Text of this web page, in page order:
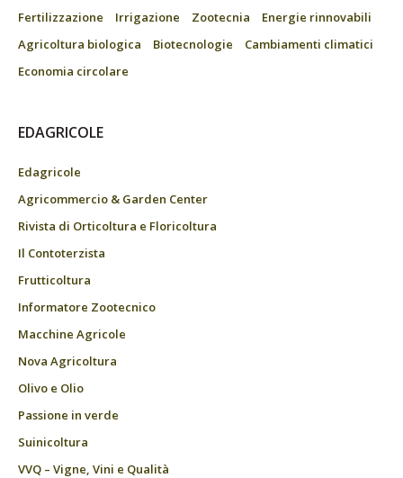
Fertilizzazione
Irrigazione Zootecnia
Energie rinnovabili
Agricoltura biologica
Biotecnologie
Cambiamenti climatici
Economia circolare
EDAGRICOLE
Edagricole
Agricommercio & Garden Center
Rivista di Orticoltura e Floricoltura
Il Contoterzista
Frutticoltura
Informatore Zootecnico
Macchine Agricole
Nova Agricoltura
Olivo e Olio
Passione in verde
Suinicoltura
VVQ – Vigne, Vini e Qualità